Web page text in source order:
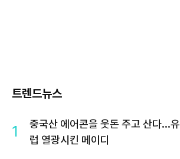
트렌드뉴스
1
중국산 에어콘을 웃돈 주고 산다...유
럽 열광시킨 메이디